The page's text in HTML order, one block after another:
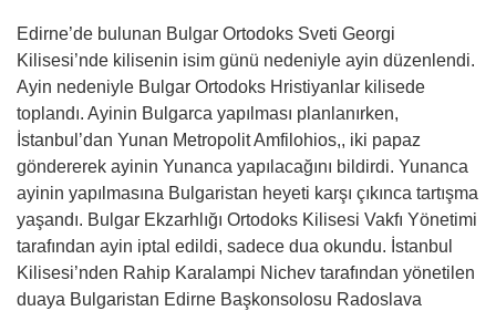
Edirne’de bulunan Bulgar Ortodoks Sveti Georgi
Kilisesi’nde kilisenin isim günü nedeniyle ayin düzenlendi.
Ayin nedeniyle Bulgar Ortodoks Hristiyanlar kilisede
toplandı. Ayinin Bulgarca yapılması planlanırken,
İstanbul’dan Yunan Metropolit Amfilohios,, iki papaz
göndererek ayinin Yunanca yapılacağını bildirdi. Yunanca
ayinin yapılmasına Bulgaristan heyeti karşı çıkınca tartışma
yaşandı. Bulgar Ekzarhlığı Ortodoks Kilisesi Vakfı Yönetimi
tarafından ayin iptal edildi, sadece dua okundu. İstanbul
Kilisesi’nden Rahip Karalampi Nichev tarafından yönetilen
duaya Bulgaristan Edirne Başkonsolosu Radoslava